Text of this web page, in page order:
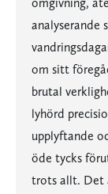
analyserande
om sitt
brutal
lyhörd
upplyftande
öde tycks
trots allt. Det